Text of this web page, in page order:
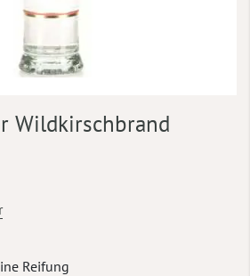
Wildkirschbrand
Reifung